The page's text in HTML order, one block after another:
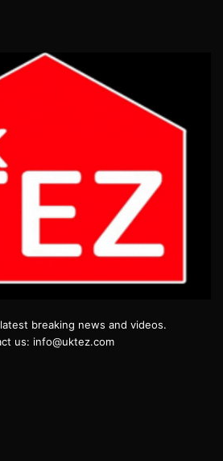
breaking news and videos.
us: info@uktez.com